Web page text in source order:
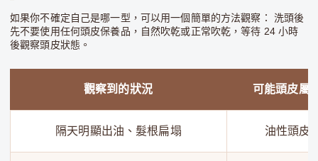
如果你不確定自己是哪一型，可以用一個簡單的方法觀察： 洗頭後
先不要使用任何頭皮保養品，自然吹乾或正常吹乾，等待 24 小時
後觀察頭皮狀態。
觀察到的狀況 可能頭皮屬
隔天明顯出油、髮根扁塌 油性頭皮